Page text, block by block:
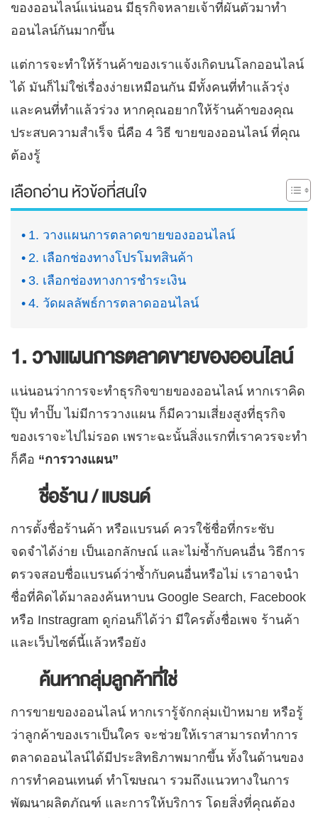
ของออนไลน์แน่นอน มีธุรกิจหลายเจ้าที่ผันตัวมาทำ
ออนไลน์กันมากขึ้น
แต่การจะทำให้ร้านค้าของเราแจ้งเกิดบนโลกออนไลน์
ได้ มันก็ไม่ใช่เรื่องง่ายเหมือนกัน มีทั้งคนที่ทำแล้วรุ่ง
และคนที่ทำแล้วร่วง หากคุณอยากให้ร้านค้าของคุณ
ประสบความสำเร็จ นี่คือ 4 วิธี ขายของออนไลน์ ที่คุณ
ต้องรู้
เลือกอ่าน หัวข้อที่สนใจ
1. วางแผนการตลาดขายของออนไลน์
2. เลือกช่องทางโปรโมทสินค้า
3. เลือกช่องทางการชำระเงิน
4. วัดผลลัพธ์การตลาดออนไลน์
1. วางแผนการตลาดขายของออนไลน์
แน่นอนว่าการจะทำธุรกิจขายของออนไลน์ หากเราคิด
ปุ๊บ ทำปั๊บ ไม่มีการวางแผน ก็มีความเสี่ยงสูงที่ธุรกิจ
ของเราจะไปไม่รอด เพราะฉะนั้นสิ่งแรกที่เราควรจะทำ
ก็คือ “การวางแผน”
ชื่อร้าน / แบรนด์
การตั้งชื่อร้านค้า หรือแบรนด์ ควรใช้ชื่อที่กระชับ
จดจำได้ง่าย เป็นเอกลักษณ์ และไม่ซ้ำกับคนอื่น วิธีการ
ตรวจสอบชื่อแบรนด์ว่าซ้ำกับคนอื่นหรือไม่ เราอาจนำ
ชื่อที่คิดได้มาลองค้นหาบน Google Search, Facebook
หรือ Instragram ดูก่อนก็ได้ว่า มีใครตั้งชื่อเพจ ร้านค้า
และเว็บไซต์นี้แล้วหรือยัง
ค้นหากลุ่มลูกค้าที่ใช่
การขายของออนไลน์ หากเรารู้จักกลุ่มเป้าหมาย หรือรู้
ว่าลูกค้าของเราเป็นใคร จะช่วยให้เราสามารถทำการ
ตลาดออนไลน์ได้มีประสิทธิภาพมากขึ้น ทั้งในด้านของ
การทำคอนเทนต์ ทำโฆษณา รวมถึงแนวทางในการ
พัฒนาผลิตภัณฑ์ และการให้บริการ โดยสิ่งที่คุณต้อง